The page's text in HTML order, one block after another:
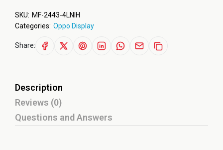
SKU: MF-2443-4LNIH
Categories: Oppo Display
Share:
Description
Reviews (0)
Questions and Answers